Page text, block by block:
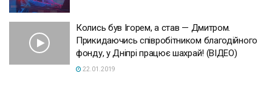
Колись був Ігорем, а став — Дмитром.
Прикидаючись співробітником благодійного
фонду, у Дніпрі працює шахрай! (ВІДЕО)
22.01.2019